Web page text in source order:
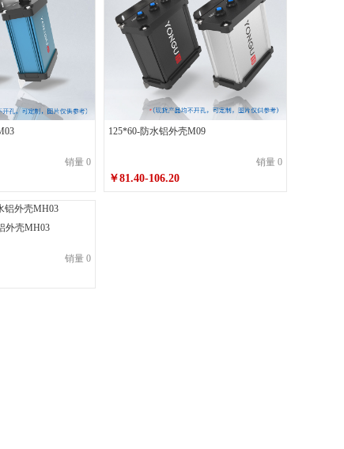
180*70*300喷砂皓月银带耳
200*75*180喷砂墨玉黑不带耳
200*75*200喷砂墨玉黑带耳
200*75*220喷砂皓月银不带耳
200*75*250喷砂皓月银带耳
60*60*100喷砂墨玉黑带耳
喷砂皓月银不带耳
喷砂皓月银带耳
喷砂墨玉黑不带耳
销量 0
125*60-防水铝外壳M09
销量 0
￥81.40-106.20
外壳MH03
销量 0